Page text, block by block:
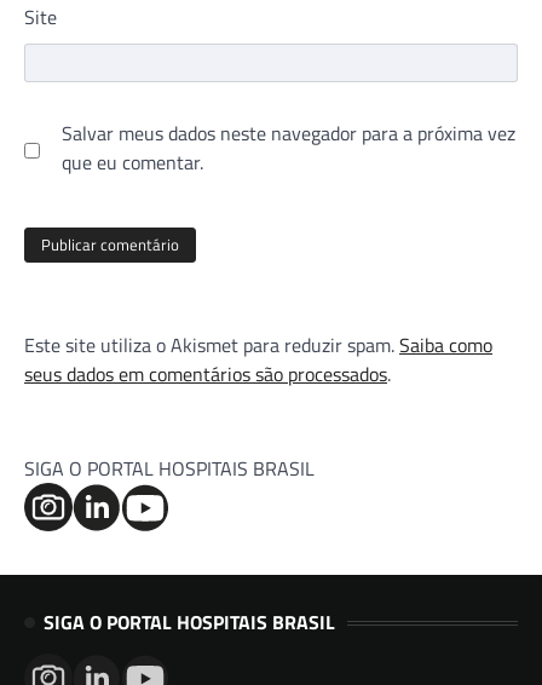
Site
Salvar meus dados neste navegador para a próxima vez
que eu comentar.
Este site utiliza o Akismet para reduzir spam.Saiba como
seus dados em comentários são processados.
SIGA O PORTAL HOSPITAIS BRASIL
SIGA O PORTAL HOSPITAIS BRASIL